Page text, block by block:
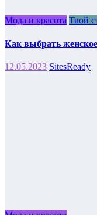
Мода и красота Твой
Как выбрать
12.05.2023 SitesReady